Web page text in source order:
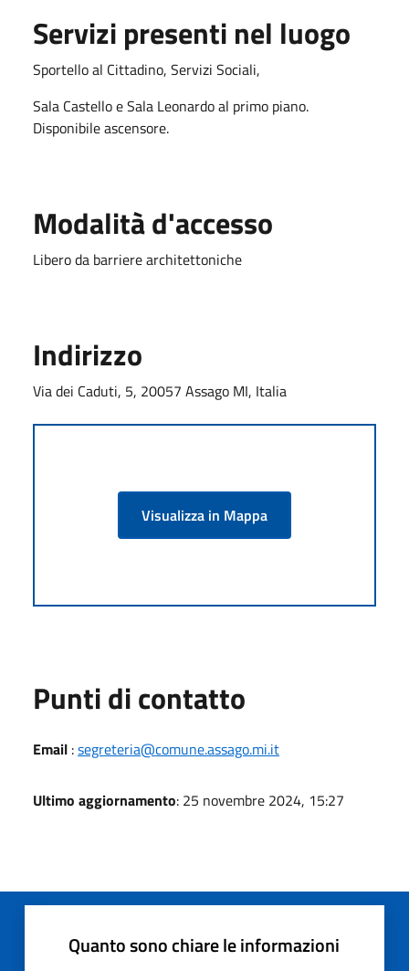
Servizi presenti nel luogo
Sportello al Cittadino, Servizi Sociali,
Sala Castello e Sala Leonardo al primo piano.
Disponibile ascensore.
Modalità d'accesso
Libero da barriere architettoniche
Indirizzo
Via dei Caduti, 5, 20057 Assago MI, Italia
Visualizza in Mappa
Punti di contatto
Email :segreteria@comune.assago.mi.it
Ultimo aggiornamento: 25 novembre 2024, 15:27
Quanto sono chiare le informazioni